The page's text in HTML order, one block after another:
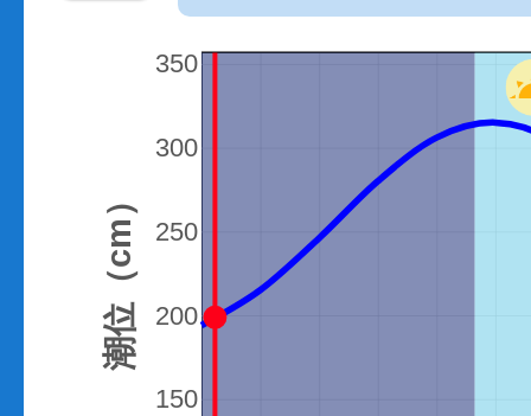
150
200
250
300
350
潮位（cm）